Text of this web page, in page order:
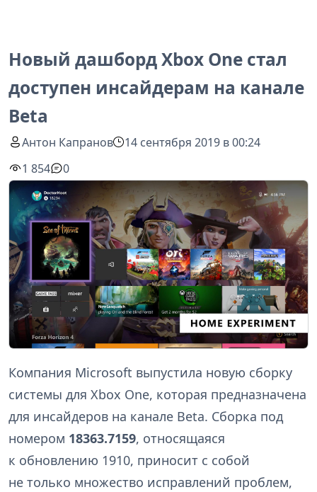
Новый дашборд Xbox One стал
доступен инсайдерам на канале
Beta
Антон Капранов
14 сентября 2019 в 00:24
1 854
0
Компания Microsoft выпустила новую сборку
системы для Xbox One, которая предназначена
для инсайдеров на канале Beta. Сборка под
номером 18363.7159, относящаяся
к обновлению 1910, приносит с собой
не только множество исправлений проблем,